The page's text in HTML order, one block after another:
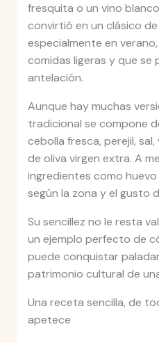
fresquita o un vino
convirtió en un clásico
especialmente en
comidas ligeras y que se
antelación.
Aunque hay muchas
tradicional se compone
cebolla fresca, perejil,
de oliva virgen extra. A
ingredientes como
según la zona y el gusto
Su sencillez no le resta
un ejemplo perfecto de
puede conquistar
patrimonio cultural de
Una receta sencilla, de
apetece